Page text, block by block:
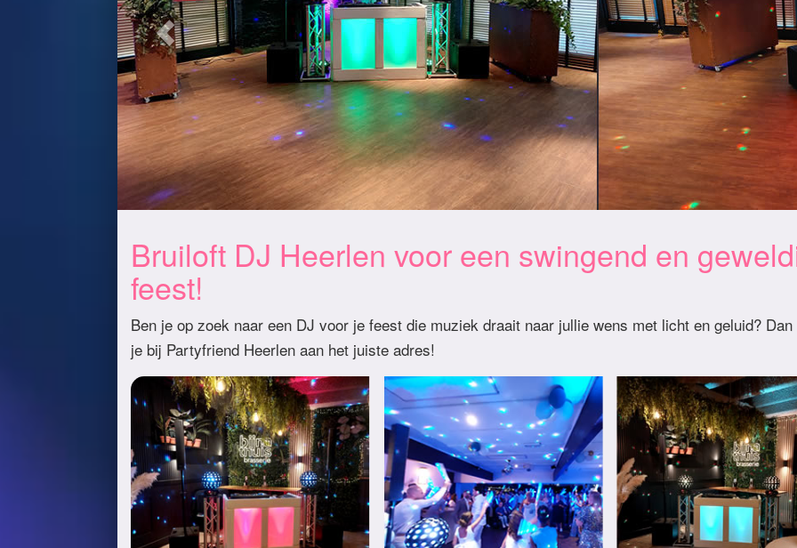
Bruiloft DJ Heerlen voor een swingend en
feest!
Ben je op zoek naar een DJ voor je feest die muziek draait naar jullie wens met licht en geluid? Dan
je bij Partyfriend Heerlen aan het juiste adres!